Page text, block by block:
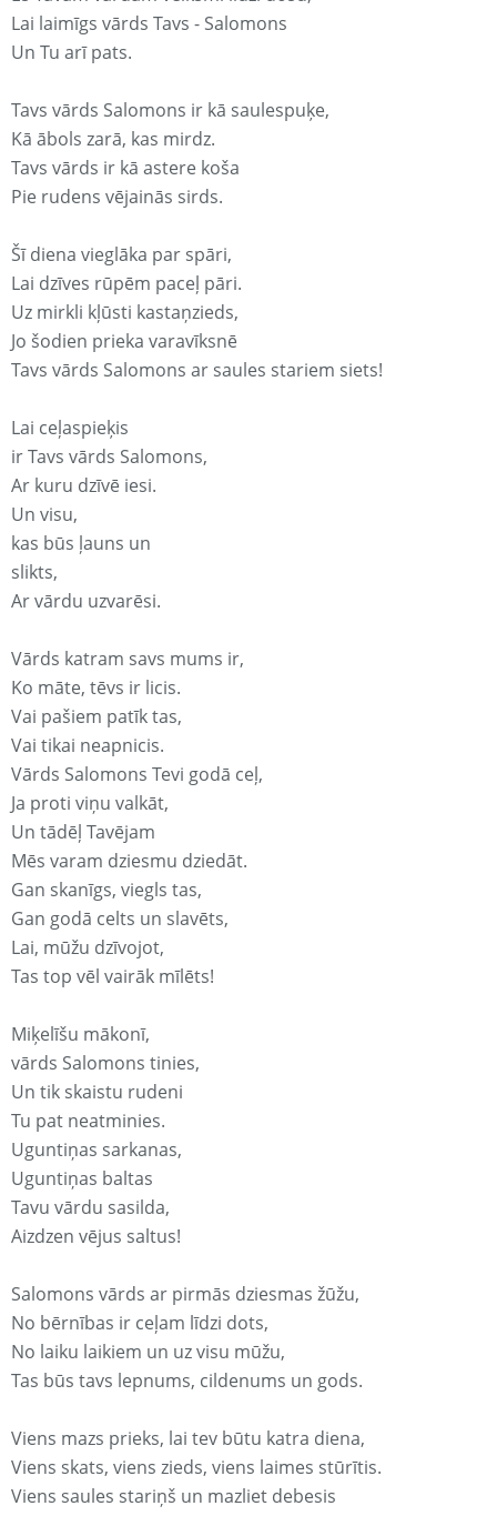
Lai laimīgs vārds Tavs - Salomons
Un Tu arī pats.
Tavs vārds Salomons ir kā saulespuķe,
Kā ābols zarā, kas mirdz.
Tavs vārds ir kā astere koša
Pie rudens vējainās sirds.
Šī diena vieglāka par spāri,
Lai dzīves rūpēm paceļ pāri.
Uz mirkli kļūsti kastaņzieds,
Jo šodien prieka varavīksnē
Tavs vārds Salomons ar saules stariem siets!
Lai ceļaspieķis
ir Tavs vārds Salomons,
Ar kuru dzīvē iesi.
Un visu,
kas būs ļauns un
slikts,
Ar vārdu uzvarēsi.
Vārds katram savs mums ir,
Ko māte, tēvs ir licis.
Vai pašiem patīk tas,
Vai tikai neapnicis.
Vārds Salomons Tevi godā ceļ,
Ja proti viņu valkāt,
Un tādēļ Tavējam
Mēs varam dziesmu dziedāt.
Gan skanīgs, viegls tas,
Gan godā celts un slavēts,
Lai, mūžu dzīvojot,
Tas top vēl vairāk mīlēts!
Miķelīšu mākonī,
vārds Salomons tinies,
Un tik skaistu rudeni
Tu pat neatminies.
Uguntiņas sarkanas,
Uguntiņas baltas
Tavu vārdu sasilda,
Aizdzen vējus saltus!
Salomons vārds ar pirmās dziesmas žūžu,
No bērnības ir ceļam līdzi dots,
No laiku laikiem un uz visu mūžu,
Tas būs tavs lepnums, cildenums un gods.
Viens mazs prieks, lai tev būtu katra diena,
Viens skats, viens zieds, viens laimes stūrītis.
Viens saules stariņš un mazliet debesis